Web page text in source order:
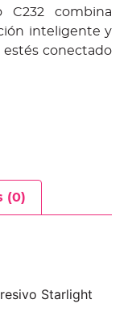
C232 combina
inteligente y
conectado
(0)
Starlight